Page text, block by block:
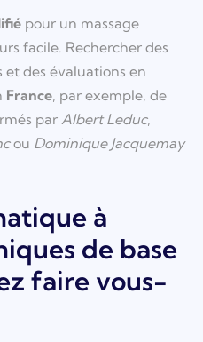
pour un massage
facile. Rechercher des
et des évaluations en
France, par exemple, de
par Albert Leduc,
ou Dominique Jacquemay
à
de base
faire vous-